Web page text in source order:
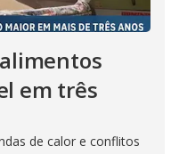
em três
de calor e conflitos